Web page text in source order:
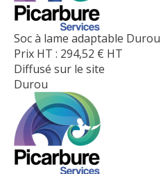
Soc à lame adaptable
Prix HT : 294,52 € HT
Diffusé sur le site
Durou